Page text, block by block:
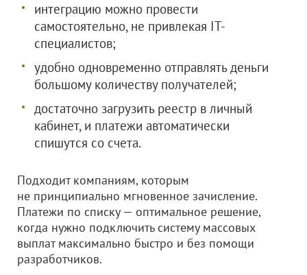
интеграцию можно провести
самостоятельно, не привлекая IT-
специалистов;
удобно одновременно отправлять деньги
большому количеству получателей;
достаточно загрузить реестр в личный
кабинет, и платежи автоматически
спишутся со счета.
Подходит компаниям, которым
не принципиально мгновенное зачисление.
Платежи по списку — оптимальное решение,
когда нужно подключить систему массовых
выплат максимально быстро и без помощи
разработчиков.